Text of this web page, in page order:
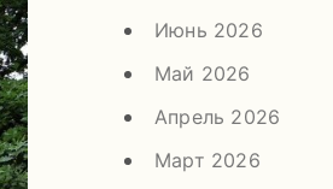
Июнь 2026
Май 2026
Апрель 2026
Март 2026